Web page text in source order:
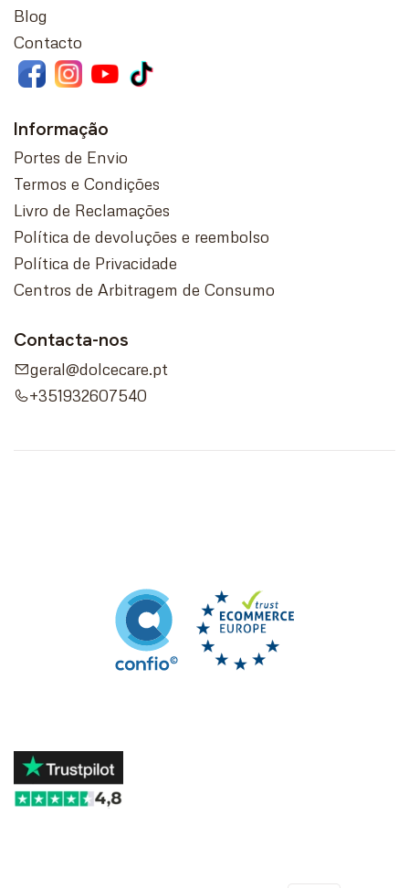
Blog
Contacto
Informação
Portes de Envio
Termos e Condições
Livro de Reclamações
Política de devoluções e reembolso
Política de Privacidade
Centros de Arbitragem de Consumo
Contacta-nos
geral@dolcecare.pt
+351932607540